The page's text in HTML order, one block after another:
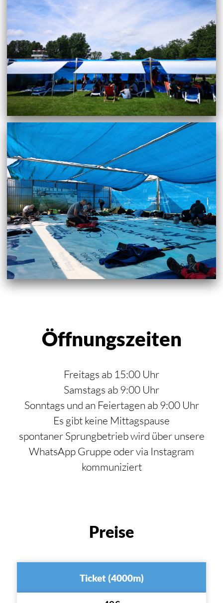
Öffnungszeiten
Freitags ab 15:00 Uhr
Samstags ab 9:00 Uhr
Sonntags und an Feiertagen ab 9:00 Uhr
Es gibt keine Mittagspause
spontaner Sprungbetrieb wird über unsere
WhatsApp Gruppe oder via Instagram
kommuniziert
Preise
Ticket (4000m)